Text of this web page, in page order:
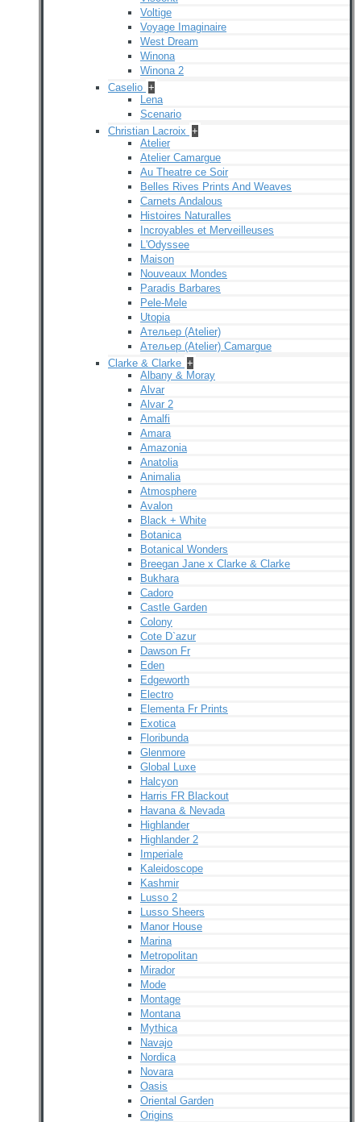
Voltige
Voyage Imaginaire
West Dream
Winona
Winona 2
Caselio +
Lena
Scenario
Christian Lacroix +
Atelier
Atelier Camargue
Au Theatre ce Soir
Belles Rives Prints And Weaves
Carnets Andalous
Histoires Naturalles
Incroyables et Merveilleuses
L'Odyssee
Maison
Nouveaux Mondes
Paradis Barbares
Pele-Mele
Utopia
Ательер (Atelier)
Ательер (Atelier) Camargue
Clarke & Clarke +
Albany & Moray
Alvar
Alvar 2
Amalfi
Amara
Amazonia
Anatolia
Animalia
Atmosphere
Avalon
Black + White
Botanica
Botanical Wonders
Breegan Jane x Clarke & Clarke
Bukhara
Cadoro
Castle Garden
Colony
Cote D`azur
Dawson Fr
Eden
Edgeworth
Electro
Elementa Fr Prints
Exotica
Floribunda
Glenmore
Global Luxe
Halcyon
Harris FR Blackout
Havana & Nevada
Highlander
Highlander 2
Imperiale
Kaleidoscope
Kashmir
Lusso 2
Lusso Sheers
Manor House
Marina
Metropolitan
Mirador
Mode
Montage
Montana
Mythica
Navajo
Nordica
Novara
Oasis
Oriental Garden
Origins